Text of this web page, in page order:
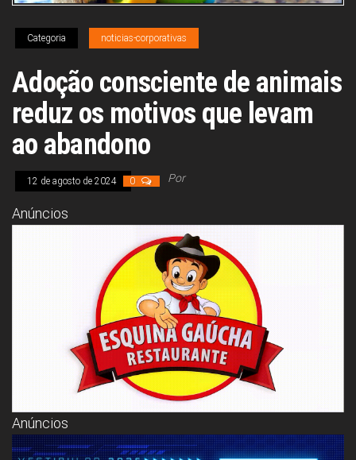
Congresso, Câmara
Assembleia
Legislativa,
Rio de Janeiro,
Brasília, Nordeste,
Oeste, Sul, Sudeste,
Gastronomia,
Receitas, Chef, RH,
Oportunidades,
Categoria noticias-corporativas
Adoção consciente de animais
reduz os motivos que levam
ao abandono
12 de agosto de 2024 0 Por
Anúncios
Anúncios